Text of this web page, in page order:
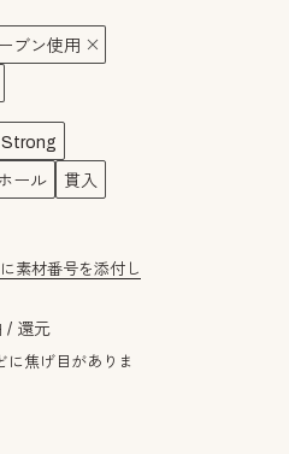
ブン使用
ール 貫入
素材番号を添付し
還元
焦げ目がありま